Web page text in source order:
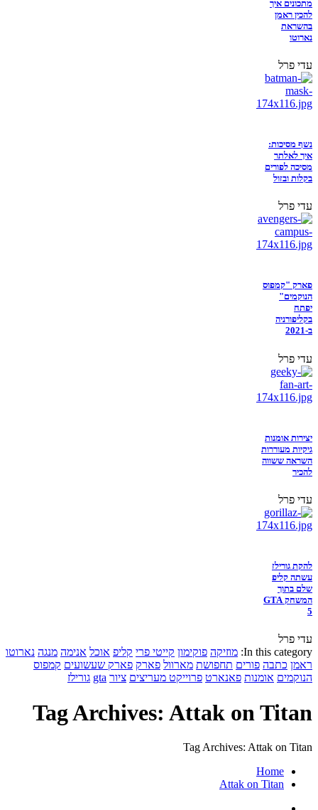
מתכונים איך
להכין ראמן
בהשראת
נארוטו
עדי פרל
נשף מסיכות:
איך לאלתר
מסיכה לפורים
בקלות ובזול
עדי פרל
פארק "קמפוס
הנוקמים"
יפתח
בקליפורניה
ב-2021
עדי פרל
יצירות אומנות
גיקיות מעוררות
השראה ששווה
להכיר
עדי פרל
להקת גורילז
עשתה קליפ
שלם בתוך
המשחק GTA
5
עדי פרל
In this category: מוזיקה פוקימון קייטי פרי קליפ אוכל אנימה מנגה נארוטו
ראמן כתבה פורים תחפושת מארוול פארק פארק שעשועים קמפוס
הנוקמים אומנות פאנארט פרוייקט מעריצים ציור gta גורילז
Tag Archives: Attak on Titan
Tag Archives: Attak on Titan
Home
Attak on Titan